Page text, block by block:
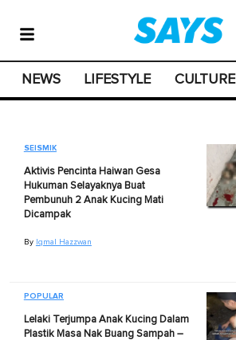
NEWS LIFESTYLE CULTURE
SEISMIK
Aktivis Pencinta Haiwan Gesa
Hukuman Selayaknya Buat
Pembunuh 2 Anak Kucing Mati
Dicampak
By Iqmal Hazzwan
POPULAR
Lelaki Terjumpa Anak Kucing Dalam
Plastik Masa Nak Buang Sampah –